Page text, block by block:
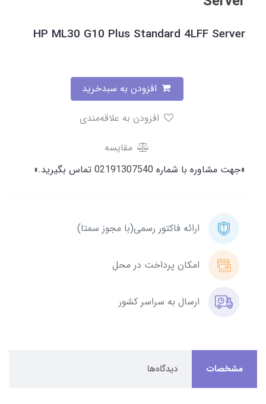
HP ML30 G10 Plus Standard 4LFF Server
مقایسه
«جهت مشاوره با شماره 02191307540 تماس بگیرید.»
ارائه فاکتور رسمی(با مجوز سمتا)
امکان پرداخت در محل
ارسال به سراسر کشور
مشخصات دیدگاه‌ها